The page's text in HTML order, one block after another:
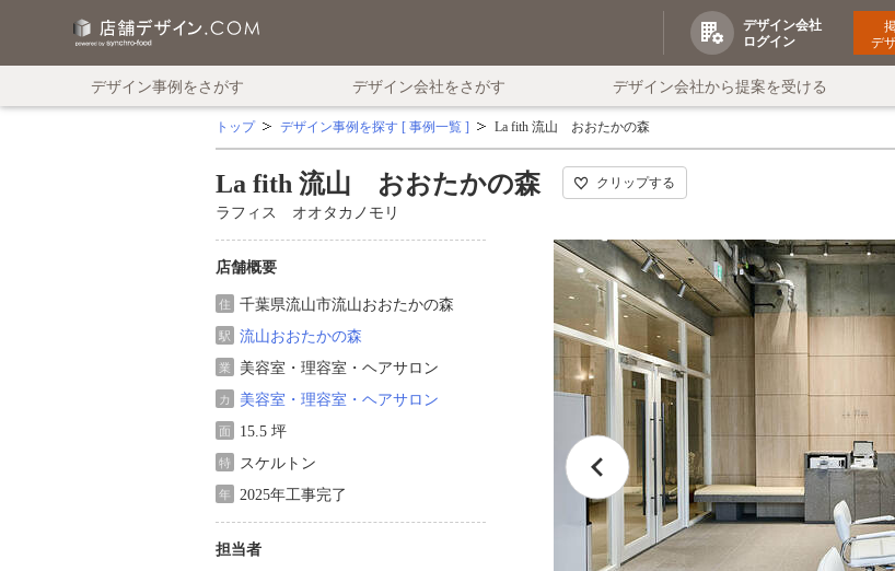
デザイン会社
ログイン
デ
デザイン事例をさがす デザイン会社をさがす デザイン会社から提案を受ける
トップ デザイン事例を探す [ 事例一覧 ] La fith 流山 おおたかの森
La fith 流山 おおたかの森
ラフィス オオタカノモリ
クリップする
店舗概要
住 千葉県流山市流山おおたかの森
駅 流山おおたかの森
業 美容室・理容室・ヘアサロン
カ 美容室・理容室・ヘアサロン
面 15.5 坪
特 スケルトン
年 2025年工事完了
担当者